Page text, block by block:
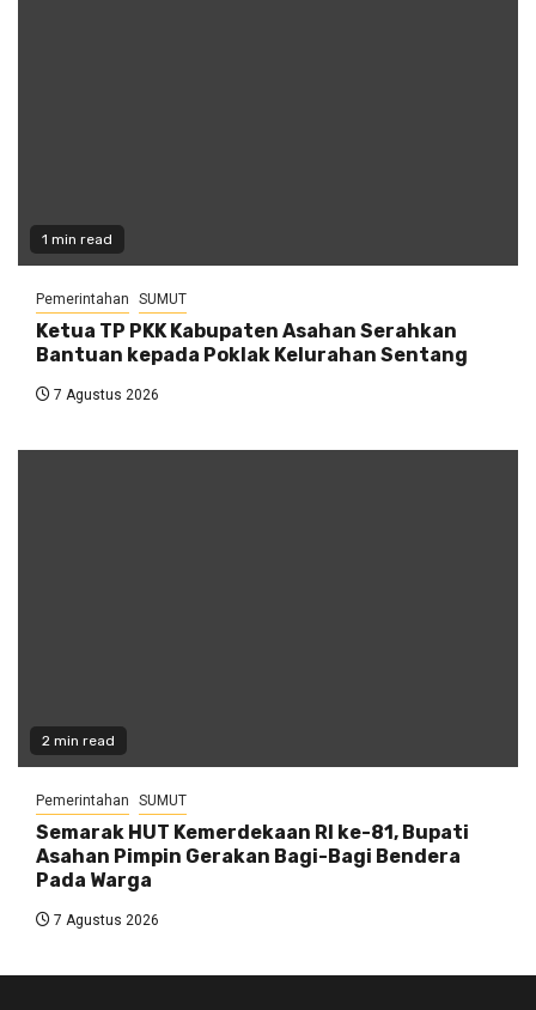
1 min read
Pemerintahan SUMUT
Ketua TP PKK Kabupaten Asahan Serahkan
Bantuan kepada Poklak Kelurahan Sentang
7 Agustus 2026
2 min read
Pemerintahan SUMUT
Semarak HUT Kemerdekaan RI ke-81, Bupati
Asahan Pimpin Gerakan Bagi-Bagi Bendera
Pada Warga
7 Agustus 2026